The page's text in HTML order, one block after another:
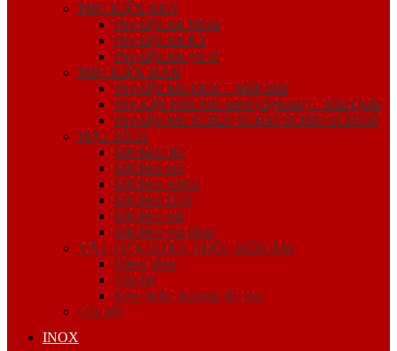
PHỤ KIỆN REN
Phụ kiện ren Mech
Phụ kiện ren K1
Phụ kiện ren giá rẻ
PHỤ KIỆN HÀN
Phụ kiện hàn FKK – Nhật Bản
Phụ Kiện Hàn Jinil bend (Dybend) – Hàn Quốc
Phụ kiện hàn SCH20 SCH40 SCH80 SCH160
MẶT BÍCH
Mặt bích JIS
Mặt bích BS
Mặt bích ANSI
Mặt bích DIN
Mặt bích mù
Mặt bích gia công
VẬT TƯ KHOAN NHỒI, SIÊU ÂM
Măng sông
Nắp bịt
Kẽm buộc, bulong, ốc viss
Cóc nối
INOX